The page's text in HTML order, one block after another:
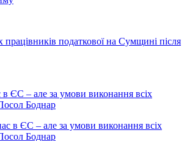
податкової на Сумщині після
в ЄС – але за умови виконання всіх
Боднар